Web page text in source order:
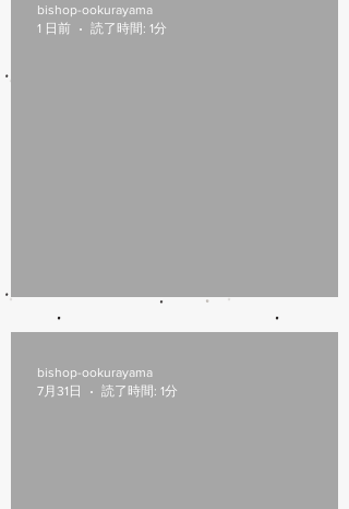
8/6(木)本日修理受付終了
bishop-ookurayama
1 日前
読了時間: 1分
bishop-ookurayama
7月31日
読了時間: 1分